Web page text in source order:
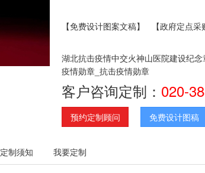
【免费设计图案文稿】 【政府定点
湖北抗击疫情中交火神山医院建设纪念
疫情勋章_ 抗击疫情勋章
客户咨询定制： 020-
预约定制顾问 免费设计图稿
定制须知 我要定制